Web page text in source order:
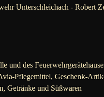
Unterschleichach -Robert
und des
Pflegemittel, Geschenk-
Getränke und Süßwaren